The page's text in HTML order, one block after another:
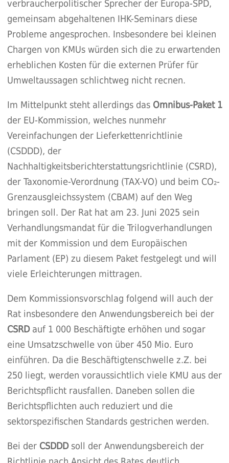
verbraucherpolitischer Sprecher der Europa-SPD,
gemeinsam abgehaltenen IHK-Seminars diese
Probleme angesprochen. Insbesondere bei kleinen
Chargen von KMUs würden sich die zu erwartenden
erheblichen Kosten für die externen Prüfer für
Umweltaussagen schlichtweg nicht recnen.
Im Mittelpunkt steht allerdings das Omnibus-Paket 1
der EU-Kommission, welches nunmehr
Vereinfachungen der Lieferkettenrichtlinie
(CSDDD), der
Nachhaltigkeitsberichterstattungsrichtlinie (CSRD),
der Taxonomie-Verordnung (TAX-VO) und beim CO₂-
Grenzausgleichssystem (CBAM) auf den Weg
bringen soll. Der Rat hat am 23. Juni 2025 sein
Verhandlungsmandat für die Trilogverhandlungen
mit der Kommission und dem Europäischen
Parlament (EP) zu diesem Paket festgelegt und will
viele Erleichterungen mittragen.
Dem Kommissionsvorschlag folgend will auch der
Rat insbesondere den Anwendungsbereich bei der
CSRDauf 1 000 Beschäftigte erhöhen und sogar
eine Umsatzschwelle von über 450 Mio. Euro
einführen. Da die Beschäftigtenschwelle z.Z. bei
250 liegt, werden voraussichtlich viele KMU aus der
Berichtspflicht rausfallen. Daneben sollen die
Berichtspflichten auch reduziert und die
sektorspezifischen Standards gestrichen werden.
Bei der CSDDDsoll der Anwendungsbereich der